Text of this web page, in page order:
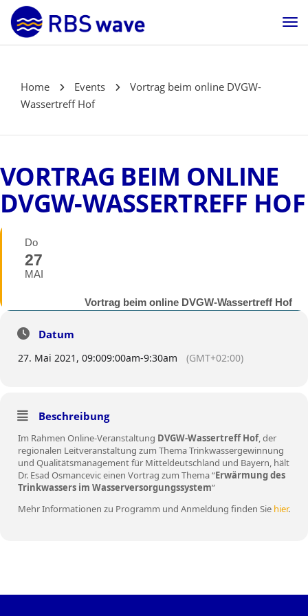
Home Events
Vortrag beim online DVGW-
Wassertreff Hof
VORTRAG BEIM ONLINE
DVGW-WASSERTREFF HOF
Do
27
MAI
Vortrag beim online DVGW-Wassertreff Hof
Datum
27. Mai 2021, 09:009:00am-9:30am (GMT+02:00)
Beschreibung
Im Rahmen Online-Veranstaltung DVGW-Wassertreff Hof, der
regionalen Leitveranstaltung zum Thema Trinkwassergewinnung
und Qualitätsmanagement für Mitteldeutschland und Bayern, hält
Dr. Esad Osmancevic einen Vortrag zum Thema “Erwärmung des
Trinkwassers im Wasserversorgungssystem”
Mehr Informationen zu Programm und Anmeldung finden Sie hier.